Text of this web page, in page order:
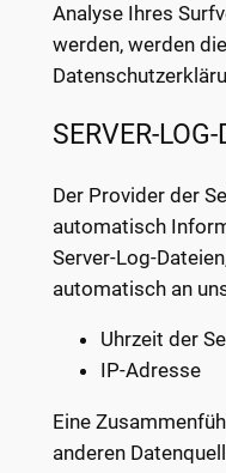
Analyse Ihres
werden, werden
SERVER-
Der Provider der
automatisch
Server-Log-
automatisch an
Uhrzeit der
IP-Adresse
Eine
anderen